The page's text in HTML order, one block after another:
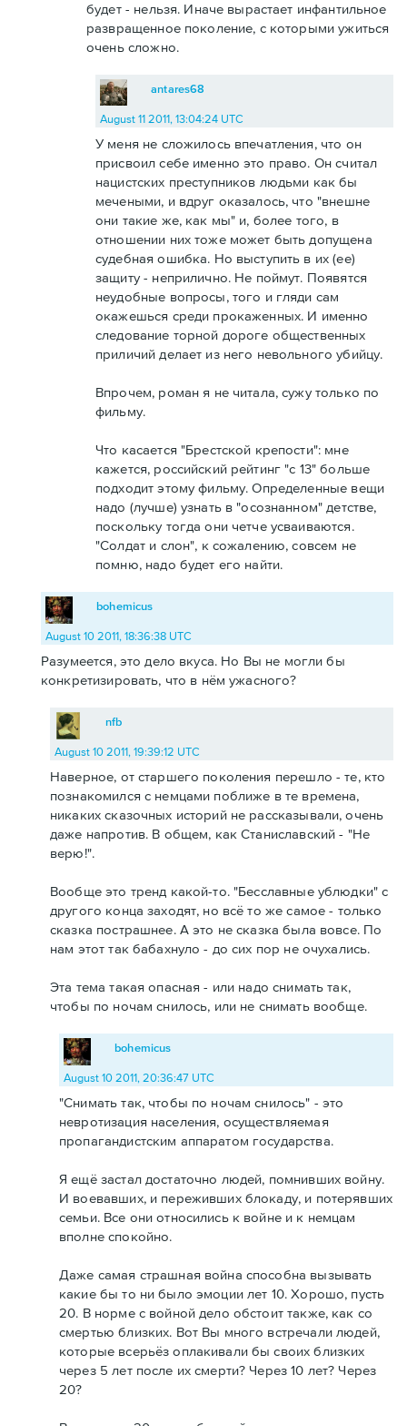
будет - нельзя. Иначе вырастает инфантильное
развращенное поколение, с которыми ужиться
очень сложно.
antares68
August 11 2011, 13:04:24 UTC
У меня не сложилось впечатления, что он
присвоил себе именно это право. Он считал
нацистских преступников людьми как бы
мечеными, и вдруг оказалось, что "внешне
они такие же, как мы" и, более того, в
отношении них тоже может быть допущена
судебная ошибка. Но выступить в их (ее)
защиту - неприлично. Не поймут. Появятся
неудобные вопросы, того и гляди сам
окажешься среди прокаженных. И именно
следование торной дороге общественных
приличий делает из него невольного убийцу.
Впрочем, роман я не читала, сужу только по
фильму.
Что касается "Брестской крепости": мне
кажется, российский рейтинг "с 13" больше
подходит этому фильму. Определенные вещи
надо (лучше) узнать в "осознанном" детстве,
поскольку тогда они четче усваиваются.
"Солдат и слон", к сожалению, совсем не
помню, надо будет его найти.
bohemicus
August 10 2011, 18:36:38 UTC
Разумеется, это дело вкуса. Но Вы не могли бы
конкретизировать, что в нём ужасного?
nfb
August 10 2011, 19:39:12 UTC
Наверное, от старшего поколения перешло - те, кто
познакомился с немцами поближе в те времена,
никаких сказочных историй не рассказывали, очень
даже напротив. В общем, как Станиславский - "Не
верю!".
Вообще это тренд какой-то. "Бесславные ублюдки" с
другого конца заходят, но всё то же самое - только
сказка пострашнее. А это не сказка была вовсе. По
нам этот так бабахнуло - до сих пор не очухались.
Эта тема такая опасная - или надо снимать так,
чтобы по ночам снилось, или не снимать вообще.
bohemicus
August 10 2011, 20:36:47 UTC
"Снимать так, чтобы по ночам снилось" - это
невротизация населения, осуществляемая
пропагандистским аппаратом государства.
Я ещё застал достаточно людей, помнивших войну.
И воевавших, и переживших блокаду, и потерявших
семьи. Все они относились к войне и к немцам
вполне спокойно.
Даже самая страшная война способна вызывать
какие бы то ни было эмоции лет 10. Хорошо, пусть
20. В норме с войной дело обстоит также, как со
смертью близких. Вот Вы много встречали людей,
которые всерьёз оплакивали бы своих близких
через 5 лет после их смерти? Через 10 лет? Через
20?